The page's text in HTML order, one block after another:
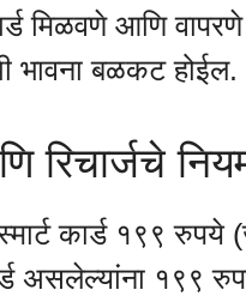
मिळवणे आणि
भावना बळकट होईल.
रिचार्जचे
कार्ड १९९ रुपये
असलेल्यांना १९९